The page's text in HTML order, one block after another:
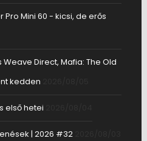
Mini 60 - kicsi, de erős
Weave Direct, Mafia: The Old
kedden
első hetei
| 2026 #32